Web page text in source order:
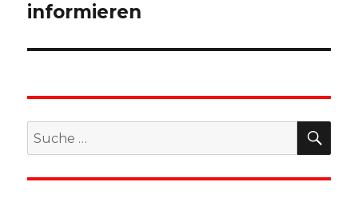
informieren
Suche
nach: